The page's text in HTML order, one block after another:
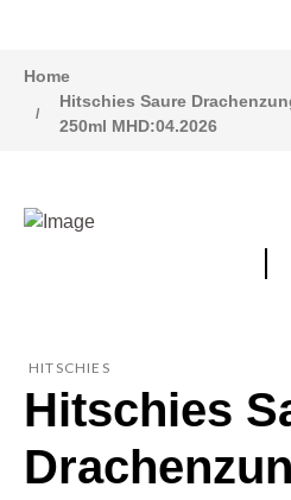
Home
Hitschies Saure
250ml MHD:04.2026
HITSCHIES
Hitschies